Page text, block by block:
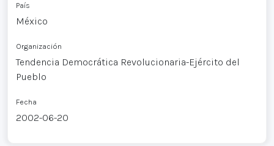
País
México
Organización
Tendencia Democrática Revolucionaria-Ejército del
Pueblo
Fecha
2002-06-20